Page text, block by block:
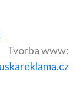
Tvorba www: